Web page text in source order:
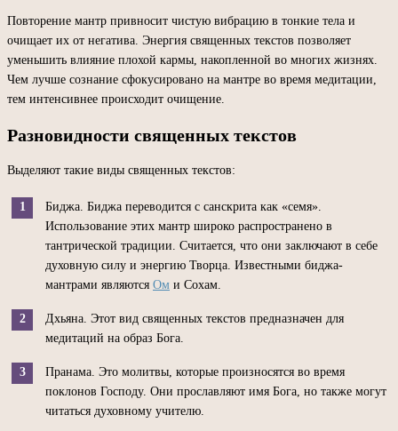
Повторение мантр привносит чистую вибрацию в тонкие тела и
очищает их от негатива. Энергия священных текстов позволяет
уменьшить влияние плохой кармы, накопленной во многих жизнях.
Чем лучше сознание сфокусировано на мантре во время медитации,
тем интенсивнее происходит очищение.
Разновидности священных текстов
Выделяют такие виды священных текстов:
Биджа. Биджа переводится с санскрита как «семя».
Использование этих мантр широко распространено в
тантрической традиции. Считается, что они заключают в себе
духовную силу и энергию Творца. Известными биджа-
мантрами являются Ом и Сохам.
Дхьяна. Этот вид священных текстов предназначен для
медитаций на образ Бога.
Пранама. Это молитвы, которые произносятся во время
поклонов Господу. Они прославляют имя Бога, но также могут
читаться духовному учителю.